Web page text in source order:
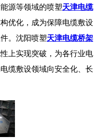
源等领域的喷塑天津电缆
优化，成为保障电缆敷设
。沈阳喷塑天津电缆桥架
上实现突破，为各行业电
缆敷设领域向安全化、长